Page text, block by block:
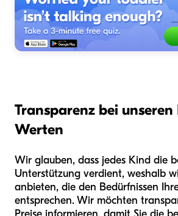
Transparenz bei unseren
Werten
Wir glauben, dass jedes Kind die
Unterstützung verdient, weshalb
anbieten, die den Bedürfnissen
entsprechen. Wir möchten